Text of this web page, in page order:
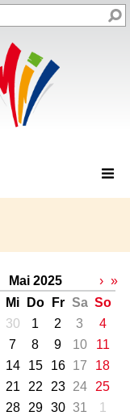
Mai 2025
Mi Do Fr Sa So
30 1 2 3
4
7 8 9 10
11
14 15 16 17
18
21 22 23 24
25
28 29 30 31
1
› »